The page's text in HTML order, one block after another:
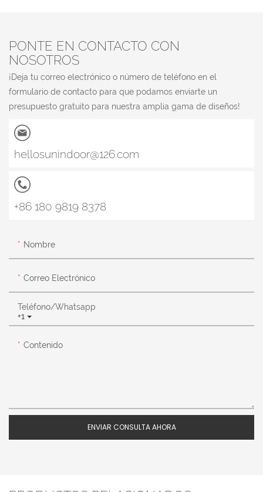
PONTE EN CONTACTO CON
NOSOTROS
¡Deja tu correo electrónico o número de teléfono en el
formulario de contacto para que podamos enviarte un
presupuesto gratuito para nuestra amplia gama de diseños!
hellosunindoor@126.com
+86 180 9819 8378
Nombre
Correo Electrónico
+1
Teléfono/whatsapp
Contenido
ENVIAR CONSULTA AHORA